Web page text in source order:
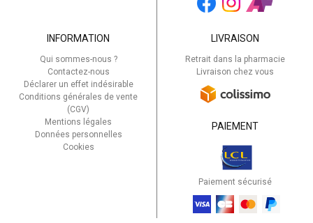
INFORMATION
Qui sommes-nous ?
Contactez-nous
Déclarer un effet indésirable
Conditions générales de vente
(CGV)
Mentions légales
Données personnelles
Cookies
LIVRAISON
Retrait dans la pharmacie
Livraison chez vous
PAIEMENT
Paiement sécurisé